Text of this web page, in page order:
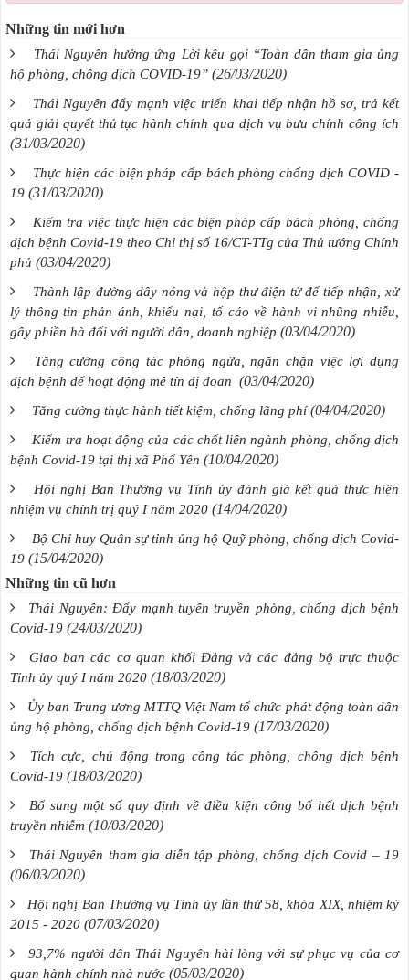
Những tin mới hơn
Thái Nguyên hưởng ứng Lời kêu gọi “Toàn dân tham gia ủng
hộ phòng, chống dịch COVID-19” (26/03/2020)
Thái Nguyên đẩy mạnh việc triển khai tiếp nhận hồ sơ, trả kết
quả giải quyết thủ tục hành chính qua dịch vụ bưu chính công ích
(31/03/2020)
Thực hiện các biện pháp cấp bách phòng chống dịch COVID -
19 (31/03/2020)
Kiểm tra việc thực hiện các biện pháp cấp bách phòng, chống
dịch bệnh Covid-19 theo Chỉ thị số 16/CT-TTg của Thủ tướng Chính
phủ (03/04/2020)
Thành lập đường dây nóng và hộp thư điện tử để tiếp nhận, xử
lý thông tin phản ánh, khiếu nại, tố cáo về hành vi nhũng nhiễu,
gây phiền hà đối với người dân, doanh nghiệp (03/04/2020)
Tăng cường công tác phòng ngừa, ngăn chặn việc lợi dụng
dịch bệnh để hoạt động mê tín dị đoan (03/04/2020)
Tăng cường thực hành tiết kiệm, chống lãng phí (04/04/2020)
Kiểm tra hoạt động của các chốt liên ngành phòng, chống dịch
bệnh Covid-19 tại thị xã Phổ Yên (10/04/2020)
Hội nghị Ban Thường vụ Tỉnh ủy đánh giá kết quả thực hiện
nhiệm vụ chính trị quý I năm 2020 (14/04/2020)
Bộ Chỉ huy Quân sự tỉnh ủng hộ Quỹ phòng, chống dịch Covid-
19 (15/04/2020)
Những tin cũ hơn
Thái Nguyên: Đẩy mạnh tuyên truyền phòng, chống dịch bệnh
Covid-19 (24/03/2020)
Giao ban các cơ quan khối Đảng và các đảng bộ trực thuộc
Tỉnh ủy quý I năm 2020 (18/03/2020)
Ủy ban Trung ương MTTQ Việt Nam tổ chức phát động toàn dân
ủng hộ phòng, chống dịch bệnh Covid-19 (17/03/2020)
Tích cực, chủ động trong công tác phòng, chống dịch bệnh
Covid-19 (18/03/2020)
Bổ sung một số quy định về điều kiện công bố hết dịch bệnh
truyền nhiễm (10/03/2020)
Thái Nguyên tham gia diễn tập phòng, chống dịch Covid – 19
(06/03/2020)
Hội nghị Ban Thường vụ Tỉnh ủy lần thứ 58, khóa XIX, nhiệm kỳ
2015 - 2020 (07/03/2020)
93,7% người dân Thái Nguyên hài lòng với sự phục vụ của cơ
quan hành chính nhà nước (05/03/2020)